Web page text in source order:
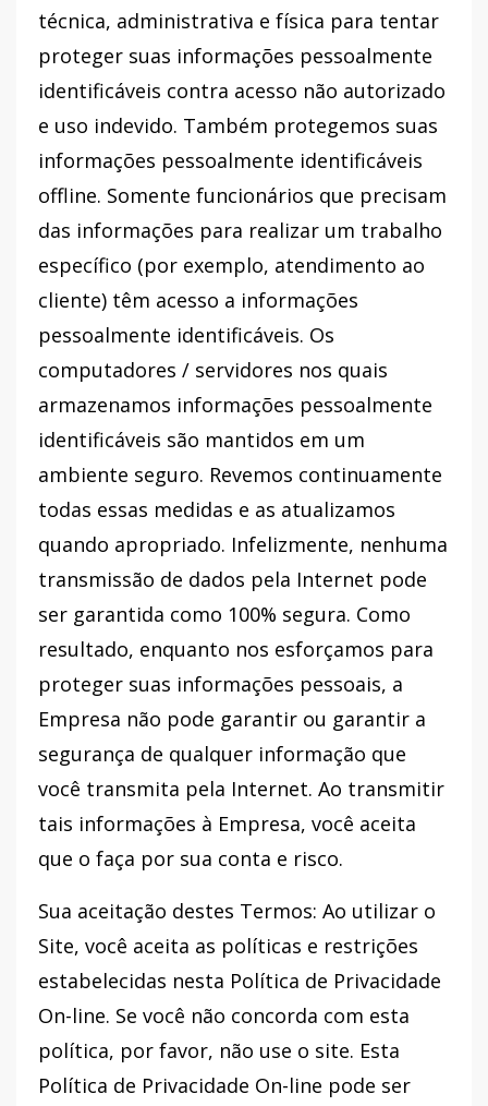
técnica, administrativa e física para tentar
proteger suas informações pessoalmente
identificáveis ​​contra acesso não autorizado
e uso indevido. Também protegemos suas
informações pessoalmente identificáveis ​​
offline. Somente funcionários que precisam
das informações para realizar um trabalho
específico (por exemplo, atendimento ao
cliente) têm acesso a informações
pessoalmente identificáveis. Os
computadores / servidores nos quais
armazenamos informações pessoalmente
identificáveis ​​são mantidos em um
ambiente seguro. Revemos continuamente
todas essas medidas e as atualizamos
quando apropriado. Infelizmente, nenhuma
transmissão de dados pela Internet pode
ser garantida como 100% segura. Como
resultado, enquanto nos esforçamos para
proteger suas informações pessoais, a
Empresa não pode garantir ou garantir a
segurança de qualquer informação que
você transmita pela Internet. Ao transmitir
tais informações à Empresa, você aceita
que o faça por sua conta e risco.
Sua aceitação destes Termos: Ao utilizar o
Site, você aceita as políticas e restrições
estabelecidas nesta Política de Privacidade
On-line. Se você não concorda com esta
política, por favor, não use o site. Esta
Política de Privacidade On-line pode ser